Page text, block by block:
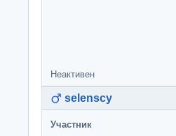
Неактивен
selenscy
Участник